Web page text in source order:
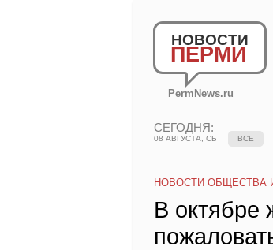
НОВОСТИ
ПЕРМИ
PermNews.ru
СЕГОДНЯ:
08 АВГУСТА, СБ ВСЕ
НОВОСТИ ОБЩЕСТВА
В октябре